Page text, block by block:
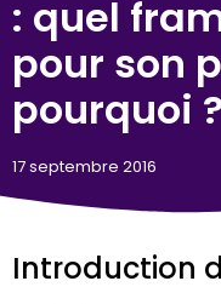
: quel
pour son
pourquoi ?
17 septembre 2016
Introduction